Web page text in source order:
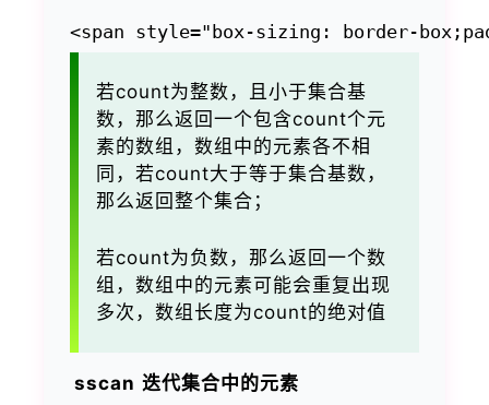
若count为整数，且小于集合基
数，那么返回一个包含count个元
素的数组，数组中的元素各不相
同，若count大于等于集合基数，
那么返回整个集合；
若count为负数，那么返回一个数
组，数组中的元素可能会重复出现
多次，数组长度为count的绝对值
sscan 迭代集合中的元素